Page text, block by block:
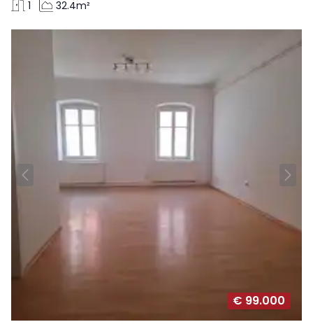
1
32.4m²
€ 99.000